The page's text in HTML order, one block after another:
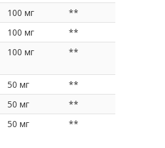
100 мг
**
100 мг
**
100 мг **
50 мг
**
50 мг
**
50 мг **